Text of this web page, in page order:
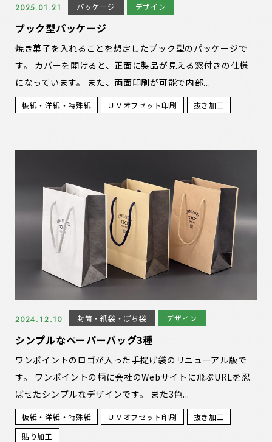
2025.01.21 パッケージ デザイン
ブック型パッケージ
焼き菓子を入れることを想定したブック型のパッケージで
す。 カバーを開けると、正面に製品が見える窓付きの仕様
になっています。 また、両面印刷が可能で内部...
板紙・洋紙・特殊紙 ＵＶオフセット印刷 抜き加工
2024.12.10 封筒・紙袋・ぽち袋 デザイン
シンプルなペーパーバッグ3種
ワンポイントのロゴが入った手提げ袋のリニューアル版で
す。 ワンポイントの柄に会社のWebサイトに飛ぶURLを忍
ばせたシンプルなデザインです。 また3色...
板紙・洋紙・特殊紙 ＵＶオフセット印刷
抜き加工
貼り加工